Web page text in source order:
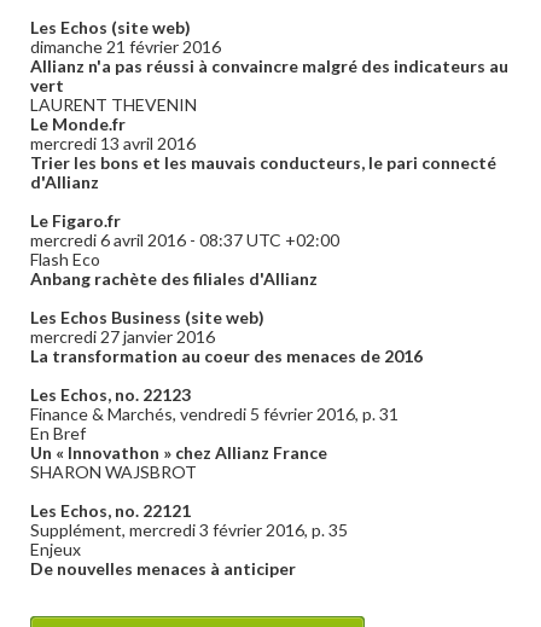
Les Echos (site web)
dimanche 21 février 2016
Allianz n'a pas réussi à convaincre malgré des indicateurs au
vert
LAURENT THEVENIN
Le Monde.fr
mercredi 13 avril 2016
Trier les bons et les mauvais conducteurs, le pari connecté
d'Allianz
Le Figaro.fr
mercredi 6 avril 2016 - 08:37 UTC +02:00
Flash Eco
Anbang rachète des filiales d'Allianz
Les Echos Business (site web)
mercredi 27 janvier 2016
La transformation au coeur des menaces de 2016
Les Echos, no. 22123
Finance & Marchés, vendredi 5 février 2016, p. 31
En Bref
Un « Innovathon » chez Allianz France
SHARON WAJSBROT
Les Echos, no. 22121
Supplément, mercredi 3 février 2016, p. 35
Enjeux
De nouvelles menaces à anticiper